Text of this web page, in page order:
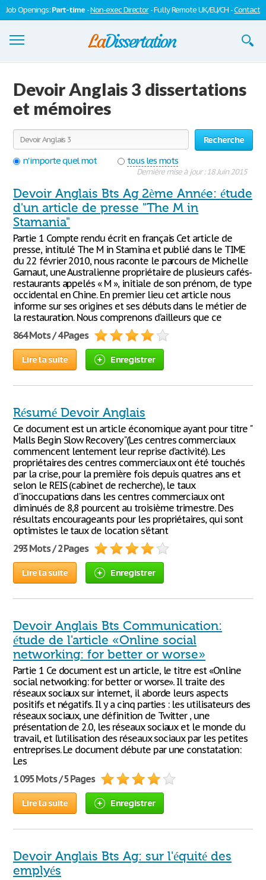
Job Openings:Part-time -Non-exec Director- Fully Remote UK/EU/CH -Contact
S'inscrire
Se connecter
Contactez-nous
Devoir Anglais 3 dissertations
et mémoires
Recherche
n'importe quel mot
tous les mots
Dernière mise à jour : 18 Juin 2015
Devoir Anglais Bts Ag 2ème Année: étude
d'un article de presse "The M in
Stamania"
Partie 1 Compte rendu écrit en français Cet article de
presse, intitulé The M in Stamina et publié dans le TIME
du 22 février 2010, nous raconte le parcours de Michelle
Garnaut, une Australienne propriétaire de plusieurs cafés-
restaurants appelés « M », initiale de son prénom, de type
occidental en Chine. En premier lieu cet article nous
informe sur ses origines et ses débuts dans le métier de
la restauration. Nous comprenons d’ailleurs que ce
864 Mots / 4 Pages
Lire la suite Enregistrer
Résumé Devoir Anglais
Ce document est un article économique ayant pour titre "
Malls Begin Slow Recovery"(Les centres commerciaux
commencent lentement leur reprise d’activité). Les
propriétaires des centres commerciaux ont été touchés
par la crise, pour la première fois depuis quatres ans et
selon le REIS (cabinet de recherche), le taux
d'inoccupations dans les centres commerciaux ont
diminués de 8,8 pourcent au troisième trimestre. Des
résultats encourageants pour les propriétaires, qui sont
optimistes le taux de location s'étant
293 Mots / 2 Pages
Lire la suite Enregistrer
Devoir Anglais Bts Communication:
étude de l'article «Online social
networking: for better or worse»
Partie 1 Ce document est un article, le titre est «Online
social networking: for better or worse». Il traite des
réseaux sociaux sur internet, il aborde leurs aspects
positifs et négatifs. Il y a cinq parties : les utilisateurs des
réseaux sociaux, une définition de Twitter , une
présentation de 2.0, les réseaux sociaux et le monde du
travail, et l’utilisation des réseaux sociaux par les petites
entreprises. Le document débute par une constatation:
Les
1 095 Mots / 5 Pages
Lire la suite Enregistrer
Devoir Anglais Bts Ag: sur l'équité des
emplyés